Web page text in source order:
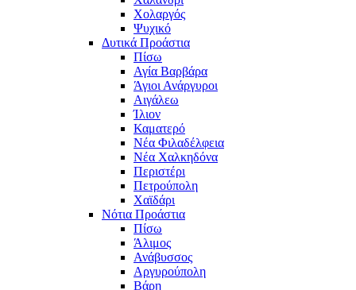
Χολαργός
Ψυχικό
Δυτικά Προάστια
Πίσω
Αγία Βαρβάρα
Άγιοι Ανάργυροι
Αιγάλεω
Ίλιον
Καματερό
Νέα Φιλαδέλφεια
Νέα Χαλκηδόνα
Περιστέρι
Πετρούπολη
Χαϊδάρι
Νότια Προάστια
Πίσω
Άλιμος
Ανάβυσσος
Αργυρούπολη
Βάρη